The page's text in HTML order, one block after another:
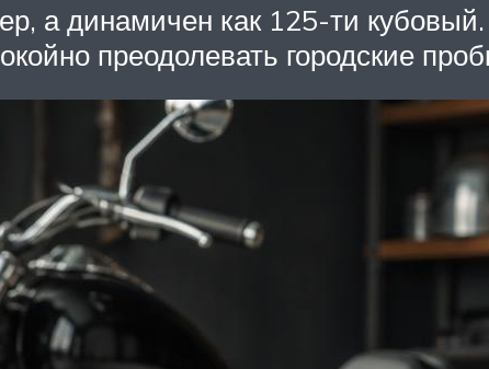
а динамичен как 125-ти
преодолевать городские